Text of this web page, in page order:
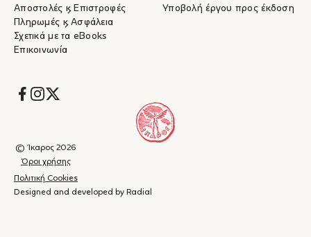
Αποστολές & Επιστροφές
Πληρωμές & Ασφάλεια
Σχετικά με τα eBooks
Επικοινωνία
Υποβολή έργου προς έκδοση
Socials
© Ίκαρος 2026
Όροι χρήσης
Πολιτική Cookies
Designed and developed by Radial